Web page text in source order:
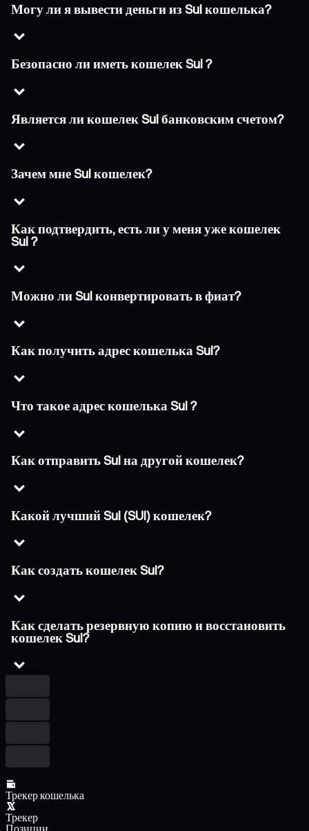
Могу ли я вывести деньги из Sui кошелька?
Безопасно ли иметь кошелек Sui ?
Является ли кошелек Sui банковским счетом?
Зачем мне Sui кошелек?
Как подтвердить, есть ли у меня уже кошелек
Sui ?
Можно ли Sui конвертировать в фиат?
Как получить адрес кошелька Sui?
Что такое адрес кошелька Sui ?
Как отправить Sui на другой кошелек?
Какой лучший Sui (SUI) кошелек?
Как создать кошелек Sui?
Как сделать резервную копию и восстановить
кошелек Sui?
Трекер кошелька
Трекер